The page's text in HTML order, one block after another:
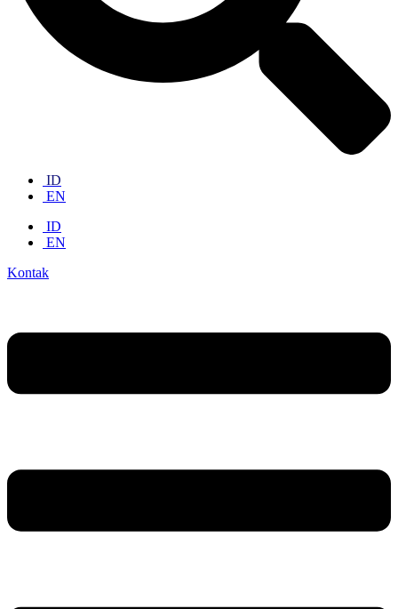
ID
EN
ID
EN
Kontak